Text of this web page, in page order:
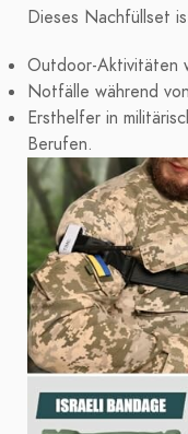
Dieses Nachfüllset
Outdoor-Aktivitäten
Notfälle während
Ersthelfer in
Berufen.